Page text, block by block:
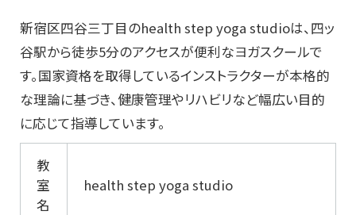
新宿区四谷三丁目のhealth step yoga studioは、四ッ
谷駅から徒歩5分のアクセスが便利なヨガスクールで
す。国家資格を取得しているインストラクターが本格的
な理論に基づき、健康管理やリハビリなど幅広い目的
に応じて指導しています。
教
室
名
health step yoga studio